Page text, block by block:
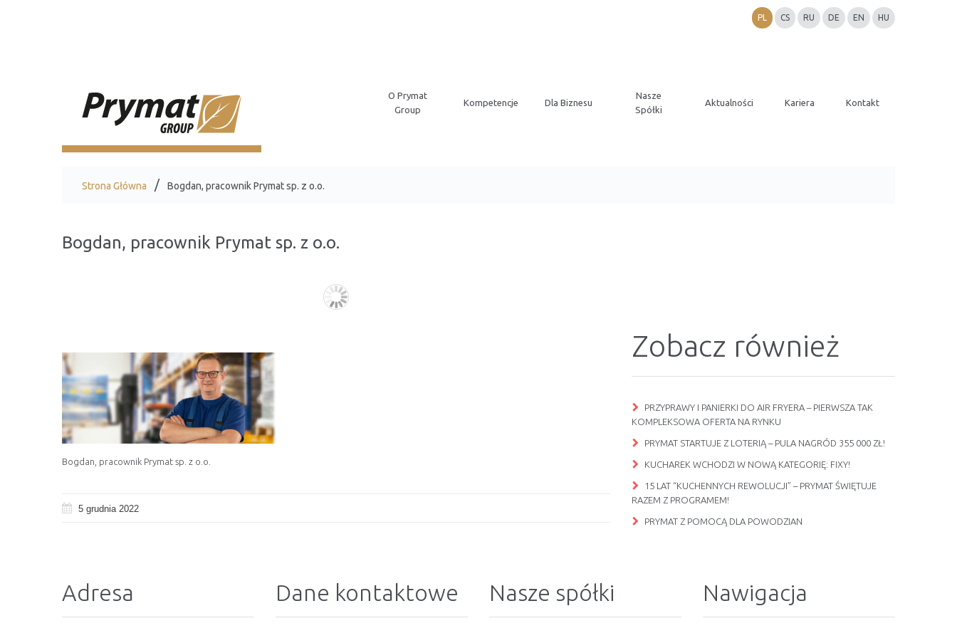
PL CS RU DE EN HU
O Prymat
Group
Kompetencje Dla Biznesu
Nasze
Spółki
Aktualności Kariera Kontakt
Strona Główna Bogdan, pracownik Prymat sp. z o.o.
Bogdan, pracownik Prymat sp. z o.o.
Bogdan, pracownik Prymat sp. z o.o.
5 grudnia 2022
Zobacz również
PRZYPRAWY I PANIERKI DO AIR FRYERA – PIERWSZA TAK
KOMPLEKSOWA OFERTA NA RYNKU
PRYMAT STARTUJE Z LOTERIĄ – PULA NAGRÓD 355 000 ZŁ!
KUCHAREK WCHODZI W NOWĄ KATEGORIĘ: FIXY!
15 LAT “KUCHENNYCH REWOLUCJI” – PRYMAT ŚWIĘTUJE
RAZEM Z PROGRAMEM!
PRYMAT Z POMOCĄ DLA POWODZIAN
Adresa Dane kontaktowe Nasze spółki Nawigacja